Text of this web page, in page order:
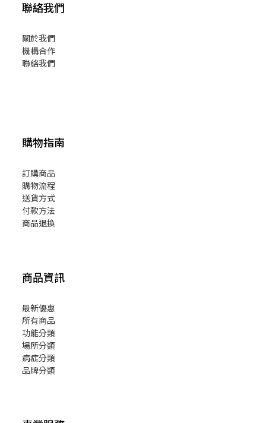
聯絡我們
關於我們
機構合作
聯絡我們
購物指南
訂購商品
購物流程
送貨方式
付款方法
商品退換
商品資訊
最新優惠
所有商品
功能分類
場所分類
病症分類
品牌分類